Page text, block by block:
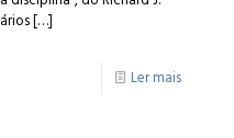
[…]
Ler mais